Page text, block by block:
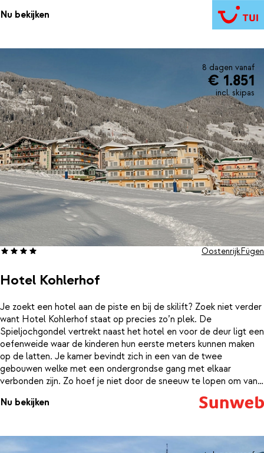
Nu bekijken
8 dagen vanaf
€ 1.851
incl. skipas
Hotel Kohlerhof
OostenrijkFügen
Je zoekt een hotel aan de piste en bij de skilift? Zoek niet verder
want Hotel Kohlerhof staat op precies zo’n plek. De
Spieljochgondel vertrekt naast het hotel en voor de deur ligt een
oefenweide waar de kinderen hun eerste meters kunnen maken
op de latten. Je kamer bevindt zich in een van de twee
gebouwen welke met een ondergrondse gang met elkaar
verbonden zijn. Zo hoef je niet door de sneeuw te lopen om van
alle faciliteiten te kunnen genieten. Behalve de goede ligging
staat ook de keuken van het hotel goed bekend. ’s Ochtends
opwekken van de eetlust op voor een uitstekend diner. Wil je
Nu bekijken